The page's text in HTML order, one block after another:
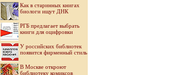
Как в старинных книгах
биологи ищут ДНК
РГБ предлагает выбрать
книги для оцифровки
У российских библиотек
появится фирменный стиль
В Москве откроют
библиотеку комиксов